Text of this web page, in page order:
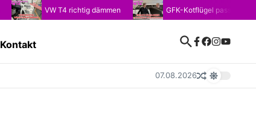
VW T4 richtig dämmen GFK-Kotflügel passend für VW
Kontakt
07.08.2026